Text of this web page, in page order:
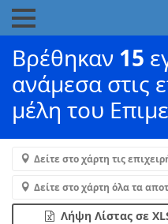
Βρέθηκαν 15
ανάμεσα στις
μέλη του
Δείτε στο χάρτη τις
Δείτε στο χάρτη όλα τα
Λήψη Λίστας σε